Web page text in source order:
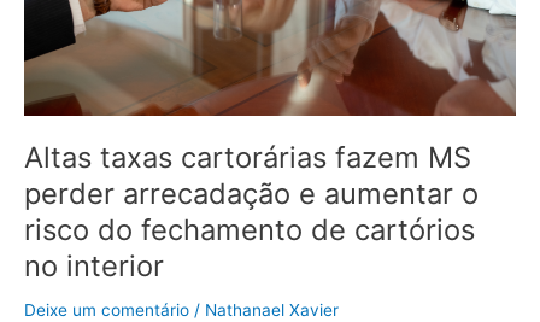
Altas taxas cartorárias fazem MS
perder arrecadação e aumentar o
risco do fechamento de cartórios
no interior
Deixe um comentário / Nathanael Xavier
aumentar
risco
fechamento
de
cartórios
no
interior